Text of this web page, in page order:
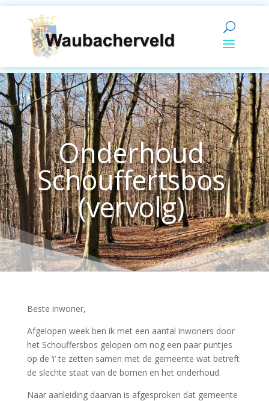
Onderhoud
Schouffertsbos
(vervolg)
Beste inwoner,
Afgelopen week ben ik met een aantal inwoners door
het Schouffersbos gelopen om nog een paar puntjes
op de ‘i’ te zetten samen met de gemeente wat betreft
de slechte staat van de bomen en het onderhoud.
Naar aanleiding daarvan is afgesproken dat gemeente